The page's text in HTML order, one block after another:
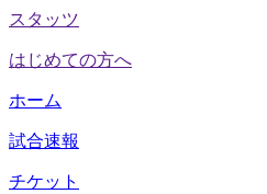
スタッツ
はじめての方へ
ホーム
試合速報
チケット